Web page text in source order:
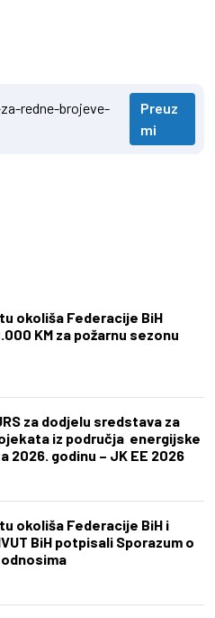
redne-brojeve-
Preuz
mi
okoliša Federacije BiH
KM za požarnu sezonu
za dodjelu sredstava za
iz područja energijske
2026. godinu – JK EE 2026
okoliša Federacije BiH i
BiH potpisali Sporazum o